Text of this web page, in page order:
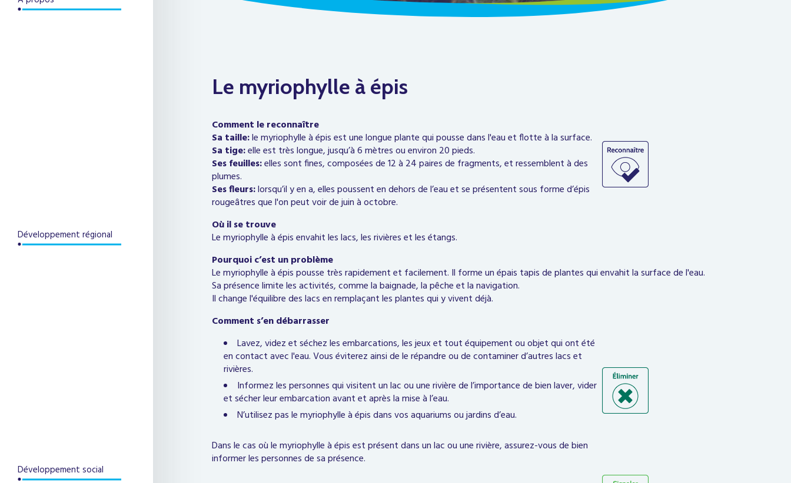
Développement régional
Développement social
Le myriophylle à épis
Comment le reconnaître
Sa taille:le myriophylle à épis est une longue plante qui pousse dans l'eau et flotte à la surface.
Sa tige:elle est très longue, jusqu’à 6 mètres ou environ 20 pieds.
Ses feuilles:elles sont fines, composées de 12 à 24 paires de fragments, et ressemblent à des
plumes.
Ses fleurs:lorsqu’il y en a, elles poussent en dehors de l’eau et se présentent sous forme d’épis
rougeâtres que l'on peut voir de juin à octobre.
Où il se trouve
Le myriophylle à épis envahit les lacs, les rivières et les étangs.
Pourquoi c’est un problème
Le myriophylle à épis pousse très rapidement et facilement. Il forme un épais tapis de plantes qui envahit la surface de l'eau.
Sa présence limite les activités, comme la baignade, la pêche et la navigation.
Il change l'équilibre des lacs en remplaçant les plantes qui y vivent déjà.
Comment s’en débarrasser
Lavez, videz et séchez les embarcations, les jeux et tout équipement ou objet qui ont été
en contact avec l'eau. Vous éviterez ainsi de le répandre ou de contaminer d’autres lacs et
rivières.
Informez les personnes qui visitent un lac ou une rivière de l’importance de bien laver, vider
et sécher leur embarcation avant et après la mise à l’eau.
N’utilisez pas le myriophylle à épis dans vos aquariums ou jardins d’eau.
Dans le cas où le myriophylle à épis est présent dans un lac ou une rivière, assurez-vous de bien
informer les personnes de sa présence.